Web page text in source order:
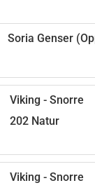
Soria Genser
Viking - Snorre
202 Natur
Viking - Snorre